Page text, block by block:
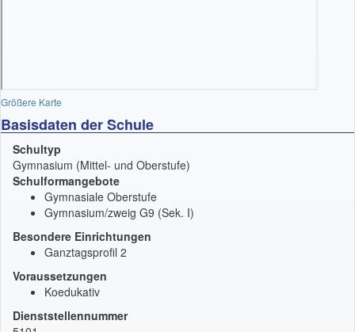
Größere Karte
Basisdaten der Schule
Schultyp
Gymnasium (Mittel- und Oberstufe)
Schulformangebote
Gymnasiale Oberstufe
Gymnasium/zweig G9 (Sek. I)
Besondere Einrichtungen
Ganztagsprofil 2
Voraussetzungen
Koedukativ
Dienststellennummer